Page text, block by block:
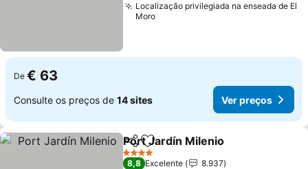
Localização privilegiada na enseada de El
Moro
De € 63
Consulte os preços de 14 sites Ver preços
PartilharAdicionar aos favoritos
Port Jardín Milenio
4 Estrelas
8,8 Excelente
8.937